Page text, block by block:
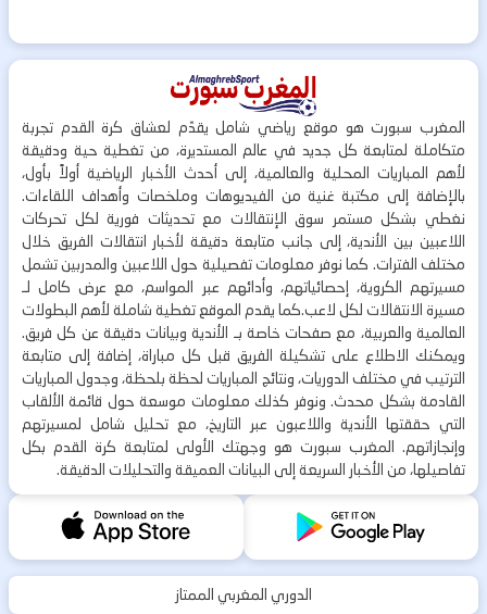
المغرب سبورت هو موقع رياضي شامل يقدّم لعشاق كرة القدم تجربة
متكاملة لمتابعة كل جديد في عالم المستديرة، من تغطية حية ودقيقة
لأهم المباريات المحلية والعالمية، إلى أحدث الأخبار الرياضية أولاً بأول،
بالإضافة إلى مكتبة غنية من الفيديوهات وملخصات وأهداف اللقاءات.
نغطي بشكل مستمر سوق الإنتقالات مع تحديثات فورية لكل تحركات
اللاعبين بين الأندية، إلى جانب متابعة دقيقة لأخبار انتقالات الفريق خلال
مختلف الفترات. كما نوفر معلومات تفصيلية حول اللاعبين والمدربين تشمل
مسيرتهم الكروية، إحصائياتهم، وأدائهم عبر المواسم، مع عرض كامل لـ
مسيرة الانتقالات لكل لاعب.كما يقدم الموقع تغطية شاملة لأهم البطولات
العالمية والعربية، مع صفحات خاصة بـ الأندية وبيانات دقيقة عن كل فريق.
ويمكنك الاطلاع على تشكيلة الفريق قبل كل مباراة، إضافة إلى متابعة
الترتيب في مختلف الدوريات، ونتائج المباريات لحظة بلحظة، وجدول المباريات
القادمة بشكل محدث. ونوفر كذلك معلومات موسعة حول قائمة الألقاب
التي حققتها الأندية واللاعبون عبر التاريخ، مع تحليل شامل لمسيرتهم
وإنجازاتهم. المغرب سبورت هو وجهتك الأولى لمتابعة كرة القدم بكل
تفاصيلها، من الأخبار السريعة إلى البيانات العميقة والتحليلات الدقيقة.
الدوري المغربي الممتاز